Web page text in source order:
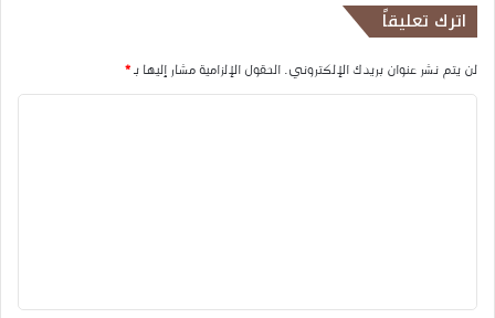
اترك تعليقاً
لن يتم نشر عنوان بريدك الإلكتروني. الحقول الإلزامية مشار إليها بـ*
ق